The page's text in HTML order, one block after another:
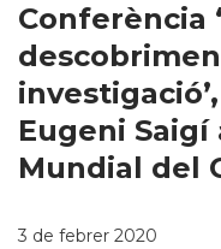
Conferència
Eugeni
Mundial del
3 de febrer 2020